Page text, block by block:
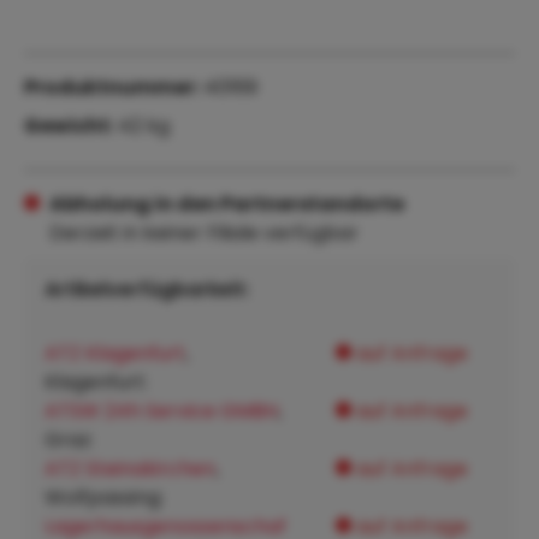
Abholung in den Partnerstandorte
Derzeit in keiner Filiale verfügbar
Artikelverfügbarkeit:
ATZ Klagenfurt
Klagenfurt:
auf Anfrage
ATSW 24h Service GMBH auf Anfrage
ATZ Steinakirchen
Wolfpassing:
auf Anfrage
Lagerhausgenossenschaf
auf Anfrage
Produktnummer:
Gewicht:
42 kg